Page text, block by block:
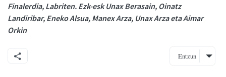
Finalerdia, Labriten. Ezk-esk Unax Berasain, Oinatz
Landiribar, Eneko Alsua, Manex Arza, Unax Arza eta Aimar
Orkin
Entzun